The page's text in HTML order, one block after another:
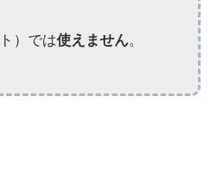
）では使えません。